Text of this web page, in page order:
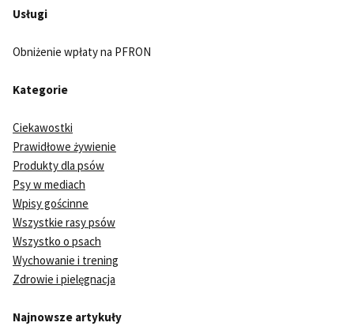
Usługi
Obniżenie wpłaty na PFRON
Kategorie
Ciekawostki
Prawidłowe żywienie
Produkty dla psów
Psy w mediach
Wpisy gościnne
Wszystkie rasy psów
Wszystko o psach
Wychowanie i trening
Zdrowie i pielęgnacja
Najnowsze artykuły